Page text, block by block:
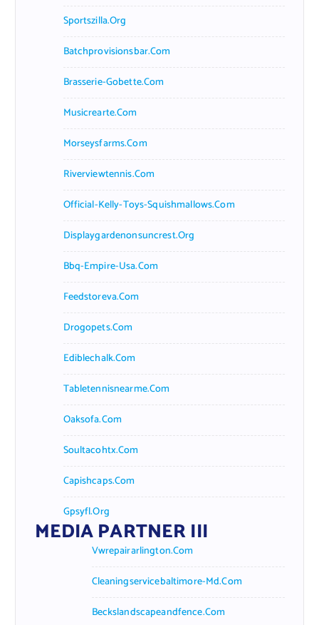
Sportszilla.org
Batchprovisionsbar.com
Brasserie-Gobette.com
Musicrearte.com
Morseysfarms.com
Riverviewtennis.com
Official-Kelly-Toys-Squishmallows.com
Displaygardenonsuncrest.org
Bbq-Empire-Usa.com
Feedstoreva.com
Drogopets.com
Ediblechalk.com
Tabletennisnearme.com
Oaksofa.com
Soultacohtx.com
Capishcaps.com
Gpsyfl.org
MEDIA PARTNER III
Vwrepairarlington.com
Cleaningservicebaltimore-Md.com
Beckslandscapeandfence.com